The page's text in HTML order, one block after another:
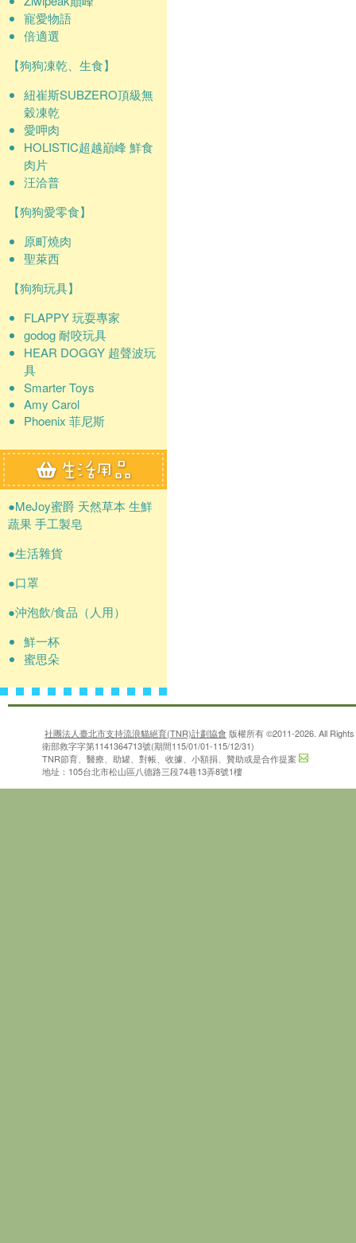
寵愛物語
倍適選
【狗狗凍乾、生食】
紐崔斯SUBZERO頂級無
穀凍乾
愛呷肉
HOLISTIC超越巔峰 鮮食
肉片
汪洽普
【狗狗愛零食】
原町燒肉
聖萊西
【狗狗玩具】
FLAPPY 玩耍專家
godog 耐咬玩具
HEAR DOGGY 超聲波玩
具
Smarter Toys
Amy Carol
Phoenix 菲尼斯
●MeJoy蜜爵 天然草本 生鮮
蔬果 手工製皂
●生活雜貨
●口罩
●沖泡飲/食品（人用）
鮮一杯
蜜思朵
社團法人臺北市支持流浪貓絕育(TNR)計劃協會 版權所有 ©2011-2026. All
衛部救字字第1141364713號(期間115/01/01-115/12/31)
TNR節育、醫療、助罐、對帳、收據、小額捐、贊助或是合作提案
地址：105台北市松山區八德路三段74巷13弄8號1樓